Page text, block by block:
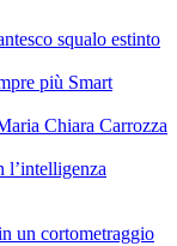
squalo estinto
più Smart
Chiara Carrozza
l’intelligenza
un cortometraggio